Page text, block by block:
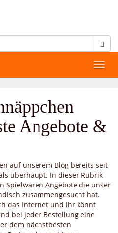
Angebote &
auf unserem Blog bereits seit
überhaupt. In dieser Rubrik
Spielwaren Angebote die unser
zusammengesucht hat.
das Internet und ihr könnt
bei jeder Bestellung eine
dem nächstbesten